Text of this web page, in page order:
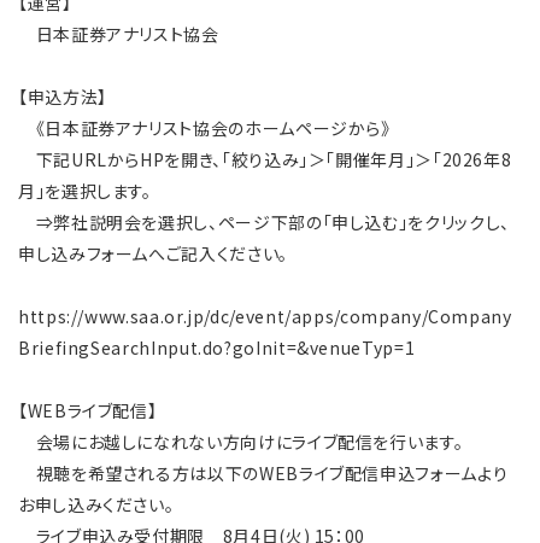
日本証券アナリスト協会
【申込方法】
《日本証券アナリスト協会のホームページから》
下記URLからHPを開き、「絞り込み」＞「開催年月」＞「2026年8
月」を選択します。
⇒弊社説明会を選択し、ページ下部の「申し込む」をクリックし、
申し込みフォームへご記入ください。
https://www.saa.or.jp/dc/event/apps/company/Company
BriefingSearchInput.do?goInit=&venueTyp=1
【WEBライブ配信】
会場にお越しになれない方向けにライブ配信を行います。
視聴を希望される方は以下のWEBライブ配信申込フォームより
お申し込みください。
ライブ申込み受付期限 8月4日(火) 15：00